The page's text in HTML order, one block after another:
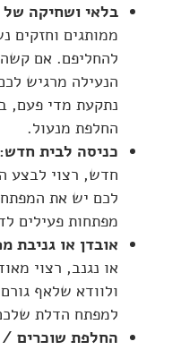
בלאי ושחיקה של
ממותגים וחזקים
להחליפם. אם
הנעילה מרגיש
נתקעת מדי פעם,
החלפת מנעול.
כניסה לבית חדש:
חדש, רצוי לבצע
לכם יש את
מפתחות פעילים
אובדן או גניבת
או נגנב, רצוי
ולוודא שלאף
למפתח הדלת
החלפת שוכרים